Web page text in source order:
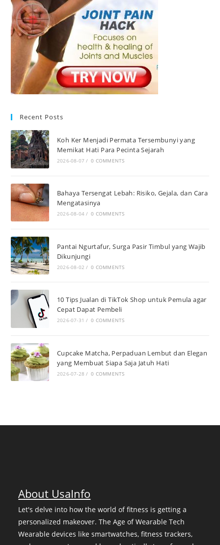
Recent Posts
Koh Ker Menjadi Permata Tersembunyi yang
Memikat Hati Para Pecinta Sejarah
2026-08-07 / 0 COMMENTS
Bahaya Tersengat Lebah: Risiko, Gejala, dan Cara
Mengatasinya
2026-08-04 / 0 COMMENTS
Pantai Ngurtafur, Surga Pasir Timbul yang Wajib
Dikunjungi
2026-08-02 / 0 COMMENTS
10 Tips Jualan di TikTok Shop untuk Pemula agar
Cepat Dapat Pembeli
2026-07-31 / 0 COMMENTS
Cupcake Matcha, Perpaduan Lembut dan Elegan
yang Membuat Siapa Saja Jatuh Hati
2026-07-28 / 0 COMMENTS
About UsaInfo
Let's delve into how the world of fitness is getting a
personalized makeover. The Age of Wearable Tech
Wearable devices like smartwatches, fitness trackers,